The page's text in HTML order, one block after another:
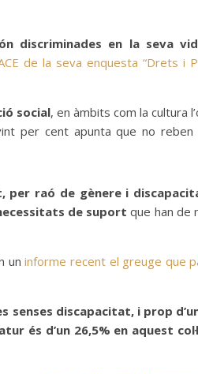
discriminades en la seva
de la seva enquesta “Drets i
social, en àmbits com la cultura
per cent apunta que no
per raó de gènere i
de suport que han de
uninforme recent el greuge que
senses discapacitat, i prop
és d’un 26,5% en aquest